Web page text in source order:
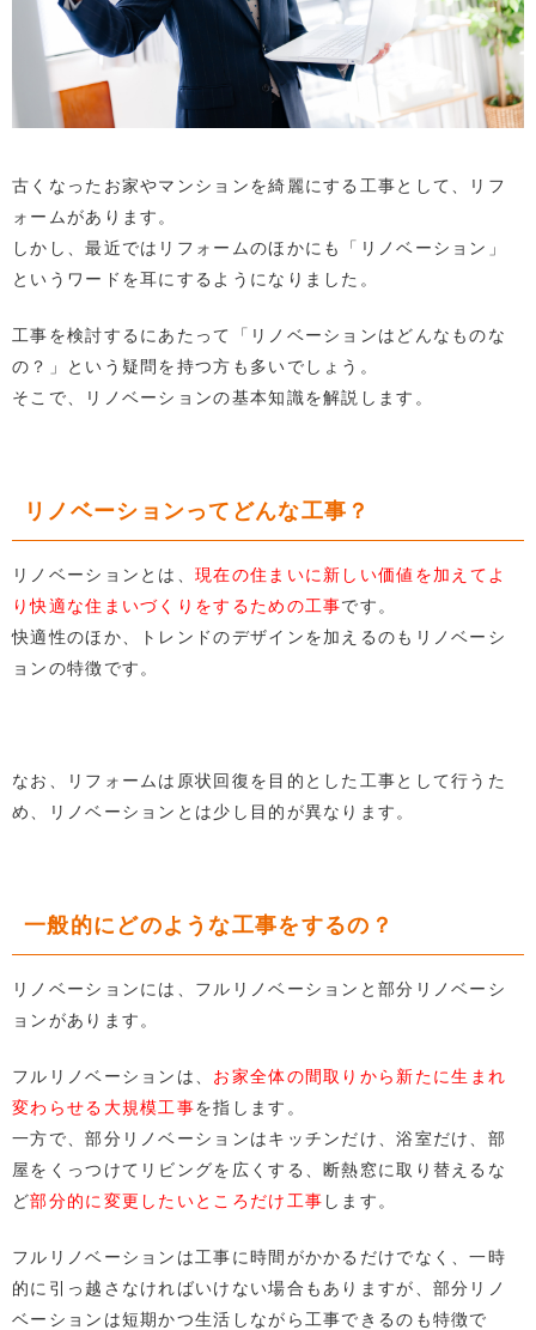
古くなったお家やマンションを綺麗にする工事として、リフ
ォームがあります。
しかし、最近ではリフォームのほかにも「リノベーション」
というワードを耳にするようになりました。
工事を検討するにあたって「リノベーションはどんなものな
の？」という疑問を持つ方も多いでしょう。
そこで、リノベーションの基本知識を解説します。
リノベーションってどんな工事？
リノベーションとは、現在の住まいに新しい価値を加えてよ
り快適な住まいづくりをするための工事です。
快適性のほか、トレンドのデザインを加えるのもリノベーシ
ョンの特徴です。
なお、リフォームは原状回復を目的とした工事として行うた
め、リノベーションとは少し目的が異なります。
一般的にどのような工事をするの？
リノベーションには、フルリノベーションと部分リノベーシ
ョンがあります。
フルリノベーションは、 お家全体の間取りから新たに生まれ
変わらせる大規模工事を指します。
一方で、部分リノベーションはキッチンだけ、浴室だけ、部
屋をくっつけてリビングを広くする、断熱窓に取り替えるな
ど部分的に変更したいところだけ工事 します。
フルリノベーションは工事に時間がかかるだけでなく、一時
的に引っ越さなければいけない場合もありますが、部分リノ
ベーションは短期かつ生活しながら工事できるのも特徴で